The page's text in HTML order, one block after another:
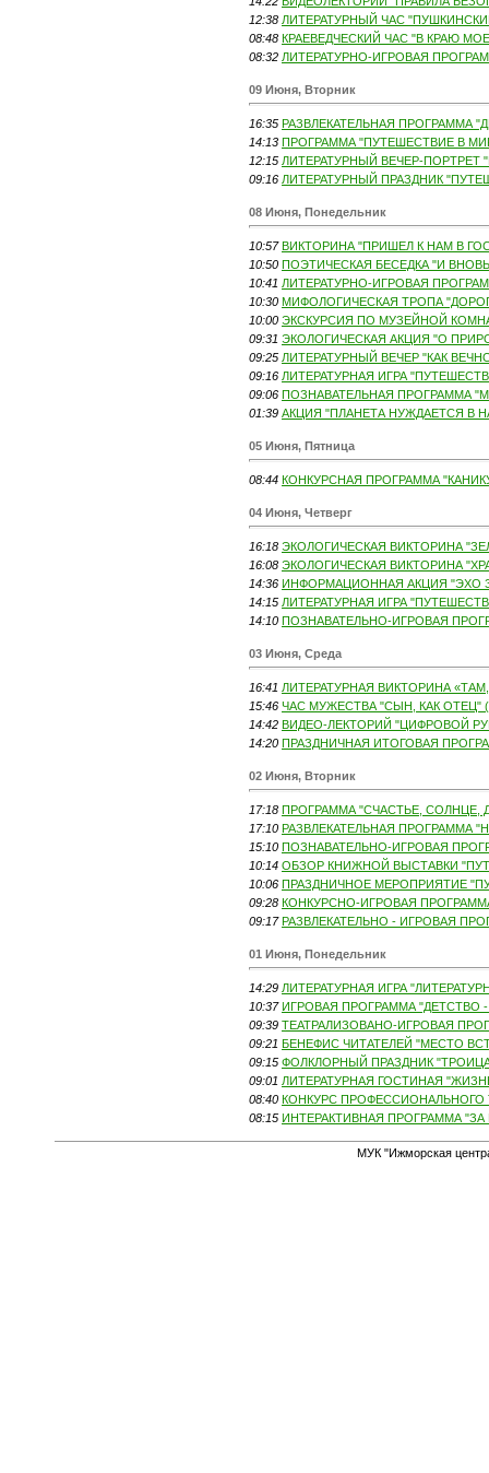
12:38 ЛИТЕРАТУРНЫЙ ЧАС
08:48 КРАЕВЕДЧЕСКИЙ ЧАС "В КРАЮ
08:32 ЛИТЕРАТУРНО-ИГРОВАЯ
09 Июня, Вторник
16:35 РАЗВЛЕКАТЕЛЬНАЯ ПРОГРАММА
14:13 ПРОГРАММА "ПУТЕШЕСТВИЕ В
12:15 ЛИТЕРАТУРНЫЙ ВЕЧЕР-
09:16 ЛИТЕРАТУРНЫЙ ПРАЗДНИК
08 Июня, Понедельник
10:57 ВИКТОРИНА "ПРИШЕЛ К НАМ В
10:50 ПОЭТИЧЕСКАЯ БЕСЕДКА "И
10:41 ЛИТЕРАТУРНО-ИГРОВАЯ
10:30 МИФОЛОГИЧЕСКАЯ ТРОПА
10:00 ЭКСКУРСИЯ ПО МУЗЕЙНОЙ
09:31 ЭКОЛОГИЧЕСКАЯ АКЦИЯ "О
09:25 ЛИТЕРАТУРНЫЙ ВЕЧЕР "КАК
09:16 ЛИТЕРАТУРНАЯ ИГРА
09:06 ПОЗНАВАТЕЛЬНАЯ ПРОГРАММА
01:39 АКЦИЯ "ПЛАНЕТА НУЖДАЕТСЯ В
05 Июня, Пятница
08:44 КОНКУРСНАЯ ПРОГРАММА
04 Июня, Четверг
16:18 ЭКОЛОГИЧЕСКАЯ ВИКТОРИНА
16:08 ЭКОЛОГИЧЕСКАЯ ВИКТОРИНА
14:36 ИНФОРМАЦИОННАЯ АКЦИЯ "ЭХО
14:15 ЛИТЕРАТУРНАЯ ИГРА
14:10 ПОЗНАВАТЕЛЬНО-ИГРОВАЯ
03 Июня, Среда
16:41 ЛИТЕРАТУРНАЯ ВИКТОРИНА
15:46 ЧАС МУЖЕСТВА "СЫН, КАК ОТЕЦ"
14:42 ВИДЕО-ЛЕКТОРИЙ "ЦИФРОВОЙ
14:20 ПРАЗДНИЧНАЯ ИТОГОВАЯ
02 Июня, Вторник
17:18 ПРОГРАММА "СЧАСТЬЕ, СОЛНЦЕ,
17:10 РАЗВЛЕКАТЕЛЬНАЯ ПРОГРАММА
15:10 ПОЗНАВАТЕЛЬНО-ИГРОВАЯ
10:14 ОБЗОР КНИЖНОЙ ВЫСТАВКИ
10:06 ПРАЗДНИЧНОЕ МЕРОПРИЯТИЕ
09:28 КОНКУРСНО-ИГРОВАЯ
09:17 РАЗВЛЕКАТЕЛЬНО - ИГРОВАЯ
01 Июня, Понедельник
14:29 ЛИТЕРАТУРНАЯ ИГРА
10:37 ИГРОВАЯ ПРОГРАММА "ДЕТСТВО
09:39 ТЕАТРАЛИЗОВАНО-ИГРОВАЯ
09:21 БЕНЕФИС ЧИТАТЕЛЕЙ "МЕСТО
09:15 ФОЛКЛОРНЫЙ ПРАЗДНИК
09:01 ЛИТЕРАТУРНАЯ ГОСТИНАЯ
08:40 КОНКУРС ПРОФЕССИОНАЛЬНОГО
08:15 ИНТЕРАКТИВНАЯ ПРОГРАММА "ЗА
МУК "Ижморская